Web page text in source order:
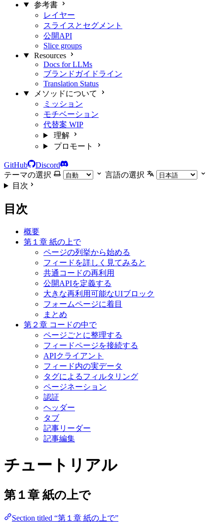
参考書
レイヤー
スライスとセグメント
公開API
Slice groups
Resources
Docs for LLMs
ブランドガイドライン
Translation Status
メソッドについて
ミッション
モチベーション
代替案 WIP
理解
プロモート
GitHub
Discord
テーマの選択
言語の選択
目次
目次
概要
第１章 紙の上で
ページの列挙から始める
フィードを詳しく見てみると
共通コードの再利用
公開APIを定義する
大きな再利用可能なUIブロック
フォームページに着目
まとめ
第２章 コードの中で
ページごとに整理する
フィードページを接続する
APIクライアント
フィード内の実データ
タグによるフィルタリング
ページネーション
認証
ヘッダー
タブ
記事リーダー
記事編集
チュートリアル
第１章 紙の上で
Section titled “第１章 紙の上で”